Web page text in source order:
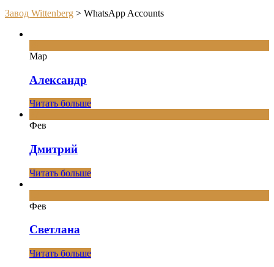
Завод Wittenberg > WhatsApp Accounts
Мар
Александр
Читать больше
Фев
Дмитрий
Читать больше
Фев
Светлана
Читать больше